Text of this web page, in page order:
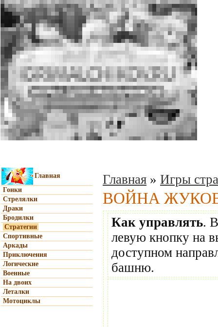
Главная
Гонки
Стрелялки
Драки
Бродилки
Стратегии
Спортивные
Аркады
Приключения
Логические
Военные
На двоих
Леталки
Мотоциклы
Главная » Игры
ВОЙНА
Как управлять.
левую кнопку на
доступном
башню.